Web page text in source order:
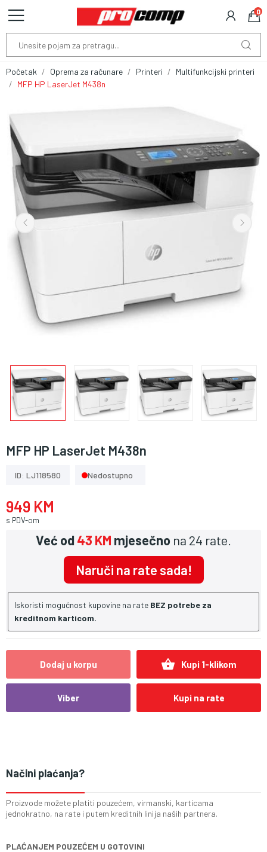
0
Početak Oprema za računare Printeri
Multifunkcijski printeri
MFP HP LaserJet M438n
MFP HP LaserJet M438n
ID: LJ118580 Nedostupno
949 KM
s PDV-om
Već od43 KM mjesečno na 24 rate.
Naruči na rate sada!
Iskoristi mogućnost kupovine na rate BEZ potrebe za
kreditnom karticom.
Dodaj u korpu shopping_basket Kupi 1-klikom
Viber Kupi na rate
Načini plaćanja?
Proizvode možete platiti pouzećem, virmanski, karticama
jednokratno, na rate i putem kreditnih linija naših partnera.
PLAĆANJEM POUZEĆEM U GOTOVINI